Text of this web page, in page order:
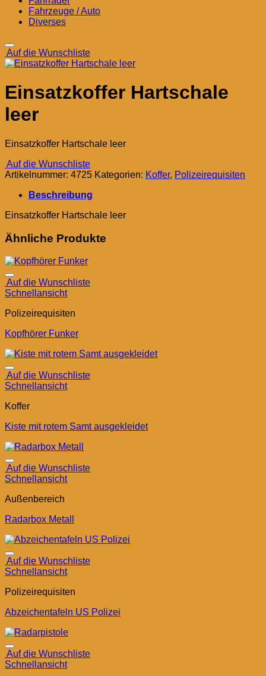
Fahrzeuge / Auto
Diverses
Auf die Wunschliste
Einsatzkoffer Hartschale
leer
Einsatzkoffer Hartschale leer
Auf die Wunschliste
Artikelnummer: 4725 Kategorien: Koffer, Polizeirequisiten
Beschreibung
Einsatzkoffer Hartschale leer
Ähnliche Produkte
Auf die Wunschliste
Schnellansicht
Polizeirequisiten
Kopfhörer Funker
Auf die Wunschliste
Schnellansicht
Koffer
Kiste mit rotem Samt ausgekleidet
Auf die Wunschliste
Schnellansicht
Außenbereich
Radarbox Metall
Auf die Wunschliste
Schnellansicht
Polizeirequisiten
Abzeichentafeln US Polizei
Auf die Wunschliste
Schnellansicht